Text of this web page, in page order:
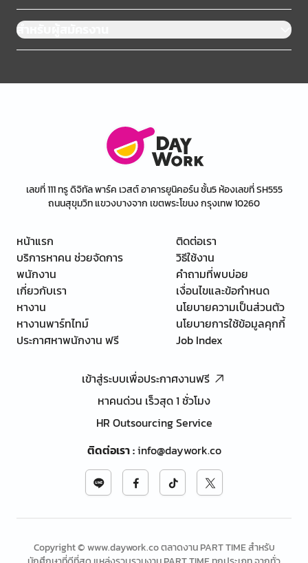
สำหรับผู้สมัครงาน
เลขที่ 111 ทรู ดิจิทัล พาร์ค เวสต์ อาคารยูนิคอร์น ชั้น5 ห้องเลขที่ SH555
ถนนสุขุมวิท แขวงบางจาก เขตพระโขนง กรุงเทพ 10260
หน้าแรก
บริการหาคน ช่วยจัดการ
พนักงาน
เกี่ยวกับเรา
หางาน
หางานพาร์ทไทม์
ประกาศหาพนักงาน ฟรี
ติดต่อเรา
วิธีใช้งาน
คำถามที่พบบ่อย
เงื่อนไขและข้อกำหนด
นโยบายความเป็นส่วนตัว
นโยบายการใช้ข้อมูลคุกกี้
Job Index
เข้าสู่ระบบเพื่อประกาศงานฟรี
หาคนด่วน เร็วสุด 1 ชั่วโมง
HR Outsourcing Service
ติดต่อเรา:info@daywork.co
Copyright © www.daywork.co ตลาดงาน PART TIME สำหรับ